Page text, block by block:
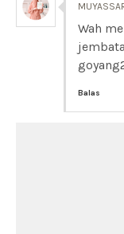
Wah
Balas